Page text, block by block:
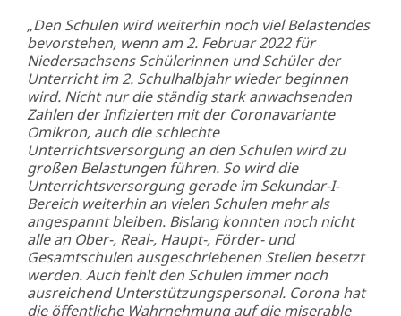
„Den Schulen wird weiterhin noch viel Belastendes
bevorstehen, wenn am 2. Februar 2022 für
Niedersachsens Schülerinnen und Schüler der
Unterricht im 2. Schulhalbjahr wieder beginnen
wird. Nicht nur die ständig stark anwachsenden
Zahlen der Infizierten mit der Coronavariante
Omikron, auch die schlechte
Unterrichtsversorgung an den Schulen wird zu
großen Belastungen führen. So wird die
Unterrichtsversorgung gerade im Sekundar-I-
Bereich weiterhin an vielen Schulen mehr als
angespannt bleiben. Bislang konnten noch nicht
alle an Ober-, Real-, Haupt-, Förder- und
Gesamtschulen ausgeschriebenen Stellen besetzt
werden. Auch fehlt den Schulen immer noch
ausreichend Unterstützungspersonal. Corona hat
die öffentliche Wahrnehmung auf die miserable